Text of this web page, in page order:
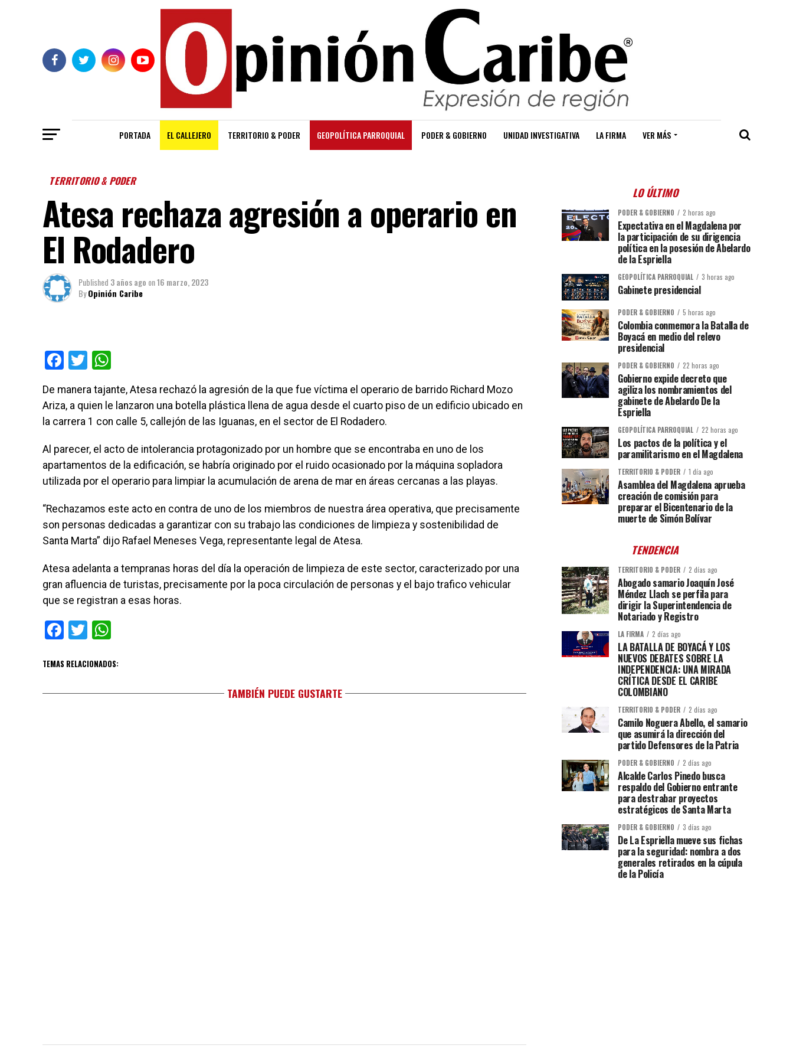
PORTADA EL CALLEJERO TERRITORIO & PODER GEOPOLÍTICA PARROQUIAL PODER & GOBIERNO UNIDAD INVESTIGATIVA LA FIRMA VER MÁS
TERRITORIO & PODER
Atesa rechaza agresión a operario en
El Rodadero
Published 3 años ago on16 marzo, 2023
ByOpinión Caribe
Facebook
Twitter
De manera tajante, Atesa rechazó la agresión de la que fue víctima el operario de barrido Richard Mozo
Ariza, a quien le lanzaron una botella plástica llena de agua desde el cuarto piso de un edificio ubicado en
la carrera 1 con calle 5, callejón de las Iguanas, en el sector de El Rodadero.
Al parecer, el acto de intolerancia protagonizado por un hombre que se encontraba en uno de los
apartamentos de la edificación, se habría originado por el ruido ocasionado por la máquina sopladora
utilizada por el operario para limpiar la acumulación de arena de mar en áreas cercanas a las playas.
“Rechazamos este acto en contra de uno de los miembros de nuestra área operativa, que precisamente
son personas dedicadas a garantizar con su trabajo las condiciones de limpieza y sostenibilidad de
Santa Marta” dijo Rafael Meneses Vega, representante legal de Atesa.
Atesa adelanta a tempranas horas del día la operación de limpieza de este sector, caracterizado por una
gran afluencia de turistas, precisamente por la poca circulación de personas y el bajo trafico vehicular
que se registran a esas horas.
Facebook
Twitter
TEMAS RELACIONADOS:
TAMBIÉN PUEDE GUSTARTE
LO ÚLTIMO
PODER & GOBIERNO 2 horas ago
Expectativa en el Magdalena por
la participación de su dirigencia
política en la posesión de Abelardo
de la Espriella
GEOPOLÍTICA PARROQUIAL 3 horas ago
Gabinete presidencial
PODER & GOBIERNO 5 horas ago
Colombia conmemora la Batalla de
Boyacá en medio del relevo
presidencial
PODER & GOBIERNO 22 horas ago
Gobierno expide decreto que
agiliza los nombramientos del
gabinete de Abelardo De la
Espriella
GEOPOLÍTICA PARROQUIAL 22 horas ago
Los pactos de la política y el
paramilitarismo en el Magdalena
TERRITORIO & PODER 1 día ago
Asamblea del Magdalena aprueba
creación de comisión para
preparar el Bicentenario de la
muerte de Simón Bolívar
TENDENCIA
TERRITORIO & PODER 2 días ago
Abogado samario Joaquín José
Méndez Llach se perfila para
dirigir la Superintendencia de
Notariado y Registro
LA FIRMA 2 días ago
LA BATALLA DE BOYACÁ Y LOS
NUEVOS DEBATES SOBRE LA
INDEPENDENCIA: UNA MIRADA
CRÍTICA DESDE EL CARIBE
COLOMBIANO
TERRITORIO & PODER 2 días ago
Camilo Noguera Abello, el samario
que asumirá la dirección del
partido Defensores de la Patria
PODER & GOBIERNO 2 días ago
Alcalde Carlos Pinedo busca
respaldo del Gobierno entrante
para destrabar proyectos
estratégicos de Santa Marta
PODER & GOBIERNO 3 días ago
De La Espriella mueve sus fichas
para la seguridad: nombra a dos
generales retirados en la cúpula
de la Policía